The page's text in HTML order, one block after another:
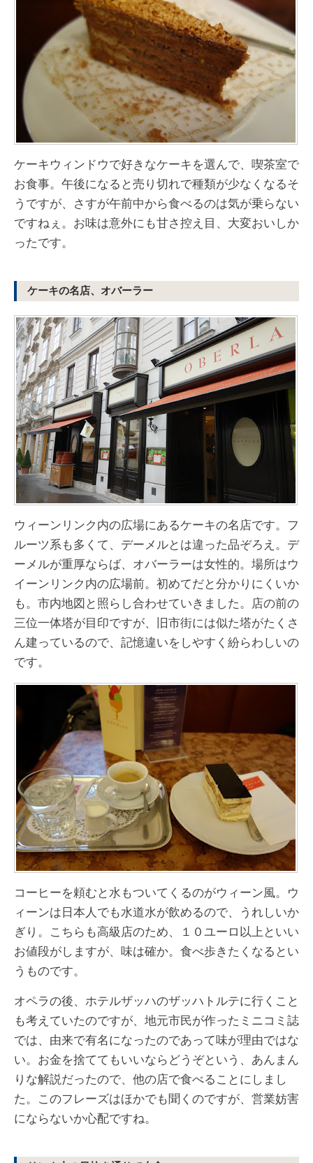
ケーキウィンドウで好きなケーキを選んで、喫茶室で
お食事。午後になると売り切れで種類が少なくなるそ
うですが、さすが午前中から食べるのは気が乗らない
ですねぇ。お味は意外にも甘さ控え目、大変おいしか
ったです。
ケーキの名店、オバーラー
ウィーンリンク内の広場にあるケーキの名店です。フ
ルーツ系も多くて、デーメルとは違った品ぞろえ。デ
ーメルが重厚ならば、オバーラーは女性的。場所はウ
イーンリンク内の広場前。初めてだと分かりにくいか
も。市内地図と照らし合わせていきました。店の前の
三位一体塔が目印ですが、旧市街には似た塔がたくさ
ん建っているので、記憶違いをしやすく紛らわしいの
です。
コーヒーを頼むと水もついてくるのがウィーン風。ウ
ィーンは日本人でも水道水が飲めるので、うれしいか
ぎり。こちらも高級店のため、１０ユーロ以上といい
お値段がしますが、味は確か。食べ歩きたくなるとい
うものです。
オペラの後、ホテルザッハのザッハトルテに行くこと
も考えていたのですが、地元市民が作ったミニコミ誌
では、由来で有名になったのであって味が理由ではな
い。お金を捨ててもいいならどうぞという、あんまん
りな解説だったので、他の店で食べることにしまし
た。このフレーズはほかでも聞くのですが、営業妨害
にならないか心配ですね。